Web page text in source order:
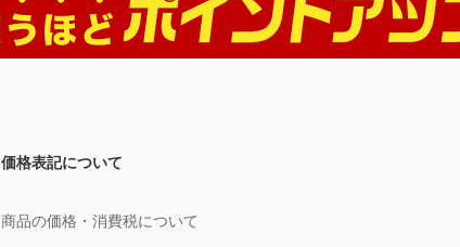
価格表記について
商品の価格・消費税について